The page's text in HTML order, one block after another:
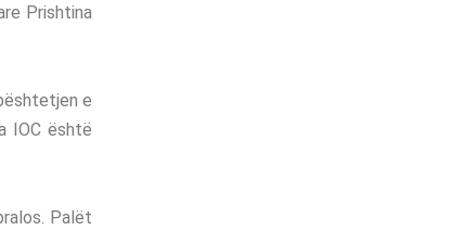
Prishtina
e
IOC është
Palët